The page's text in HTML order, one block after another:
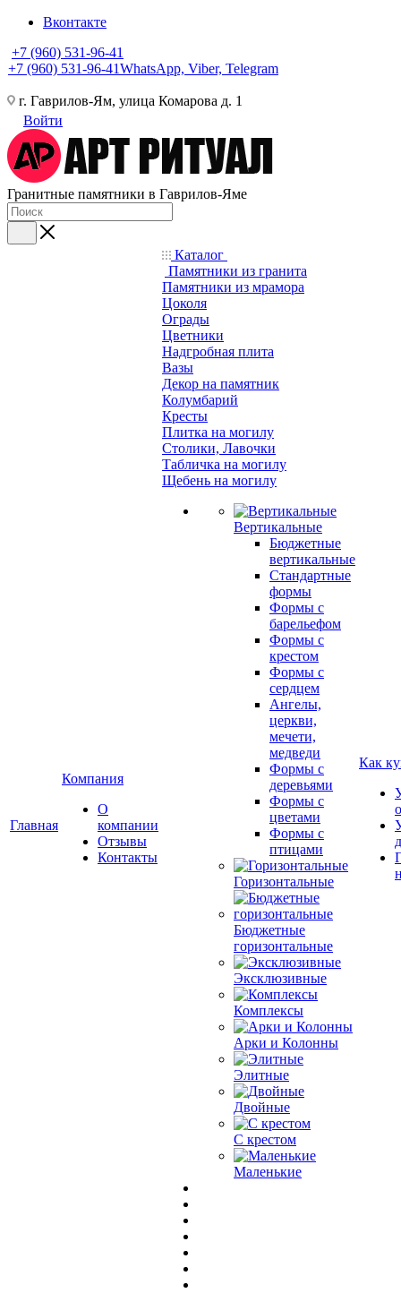
Вконтакте
+7 (960) 531-96-41
+7 (960) 531-96-41WhatsApp, Viber, Telegram
г. Гаврилов-Ям, улица Комарова д. 1
Войти
Гранитные памятники в Гаврилов-Яме
Главная
Компания
О
компании
Отзывы
Контакты
Каталог
Памятники из гранита
Памятники из мрамора
Цоколя
Ограды
Цветники
Надгробная плита
Вазы
Декор на памятник
Колумбарий
Кресты
Плитка на могилу
Столики, Лавочки
Табличка на могилу
Щебень на могилу
Вертикальные
Бюджетные
вертикальные
Стандартные
формы
Формы с
барельефом
Формы с
крестом
Формы с
сердцем
Ангелы,
церкви,
мечети,
медведи
Формы с
деревьями
Формы с
цветами
Формы с
птицами
Горизонтальные
Бюджетные
горизонтальные
Эксклюзивные
Комплексы
Арки и Колонны
Элитные
Двойные
С крестом
Маленькие
Как